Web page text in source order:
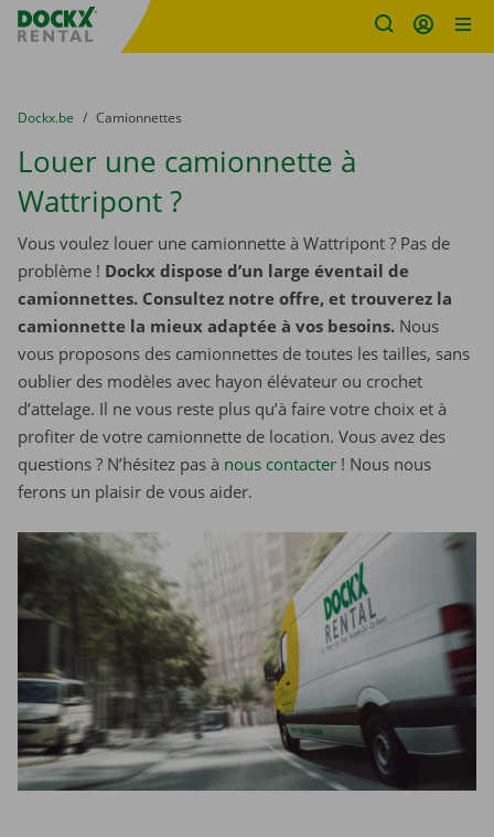
sitename
You are here:
du
Dockx.be to
Camionnettes
Louer une camionnette à
Wattripont ?
Vous voulez louer une camionnette à Wattripont ? Pas de
problème ! Dockx dispose d’un large éventail de
camionnettes. Consultez notre offre, et trouverez la
camionnette la mieux adaptée à vos besoins. Nous
vous proposons des camionnettes de toutes les tailles, sans
oublier des modèles avec hayon élévateur ou crochet
d’attelage. Il ne vous reste plus qu’à faire votre choix et à
profiter de votre camionnette de location. Vous avez des
questions ? N’hésitez pas à nous contacter ! Nous nous
ferons un plaisir de vous aider.